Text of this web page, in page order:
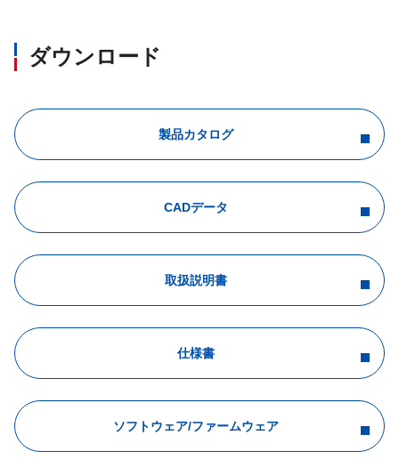
ダウンロード
製品カタログ
CADデータ
取扱説明書
仕様書
ソフトウェア/ファームウェア